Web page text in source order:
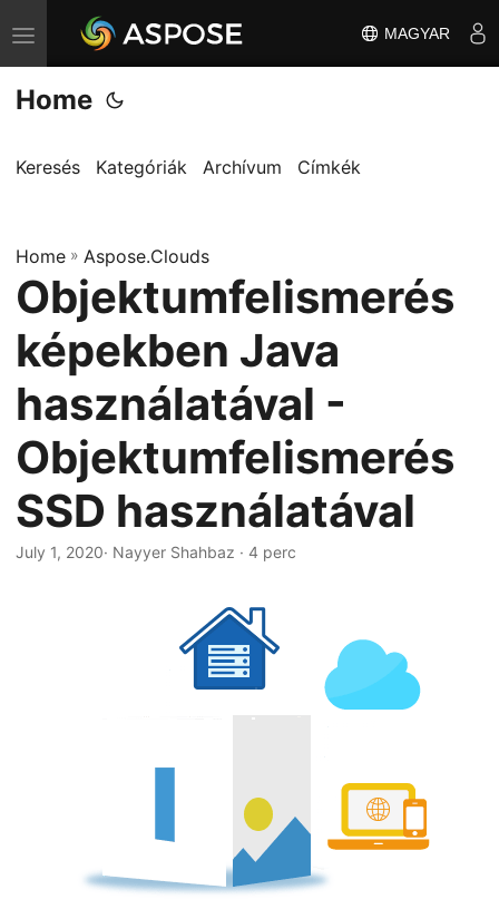
T
o
g
l
a
v
i
g
t
i
o
n
MAGYAR
Home
Keresés Kategóriák Archívum Címkék
Home » Aspose.Clouds
Objektumfelismerés
képekben Java
használatával -
Objektumfelismerés
SSD használatával
July 1, 2020· Nayyer Shahbaz · 4 perc